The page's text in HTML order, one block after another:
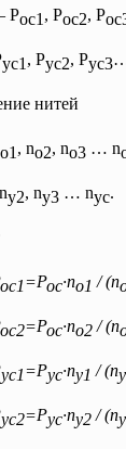
Рос1 , Рос2, Р
ус1 , Рус2, Рус3
нитей
о1 , nо2, nо3 … n
у2, nу3 … nус.
ос1=Рос·nо1 / (n
ос2=Рос·nо2 / (n
ус1=Рус·nу1 / (n
ус2=Рус·nу2 / (n